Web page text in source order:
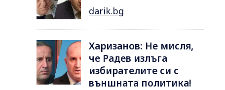
darik.bg
Харизанов: Не мисля,
че Радев излъга
избирателите си с
външната политика!